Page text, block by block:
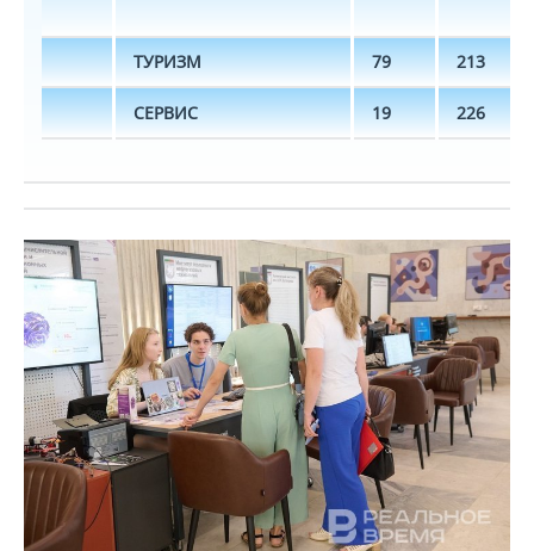
ТУРИЗМ 79 213
СЕРВИС 19 226